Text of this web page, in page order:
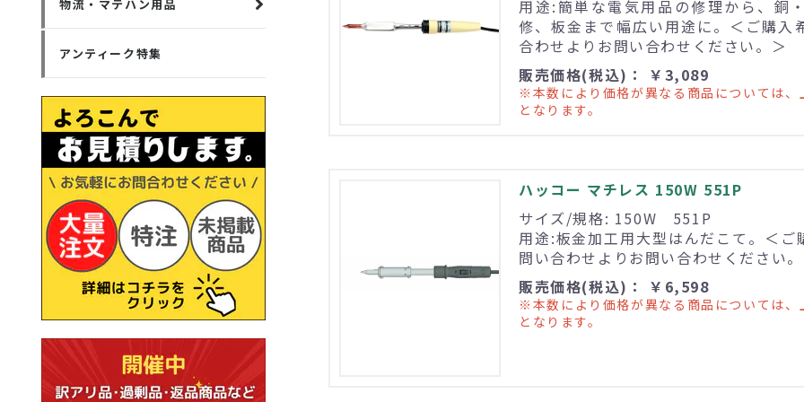
物流・マテハン用品
アンティーク特集
用途:簡単な電気用品の修理から、銅
修、板金まで幅広い用途に。＜ご購入
合わせよりお問い合わせください。＞
販売価格(税込)： ￥3,089
※本数により価格が異なる商品については
となります。
ハッコー マチレス 150W 551P
サイズ/規格: 150W 551P
用途:板金加工用大型はんだこて。＜ご
問い合わせよりお問い合わせください
販売価格(税込)： ￥6,598
※本数により価格が異なる商品については
となります。